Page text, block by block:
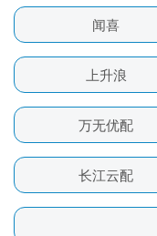
闻喜
上升浪
万无优配
长江云配